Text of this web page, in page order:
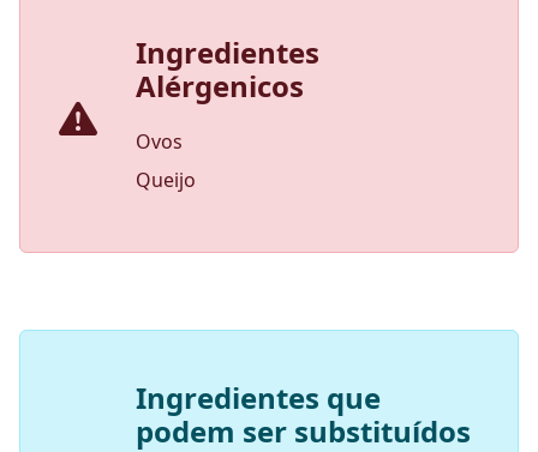
Ingredientes
Alérgenicos
Ovos
Queijo
Ingredientes que
podem ser substituídos